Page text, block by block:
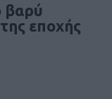
βαρύ
εποχής